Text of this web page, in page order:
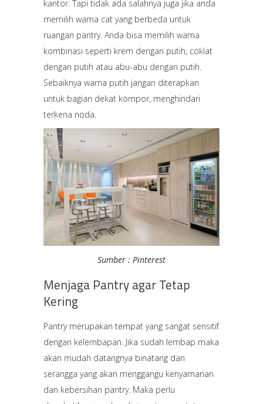
kantor. Tapi tidak ada salahnya juga jika anda
memilih warna cat yang berbeda untuk
ruangan pantry. Anda bisa memilih warna
kombinasi seperti krem dengan putih, coklat
dengan putih atau abu-abu dengan putih.
Sebaiknya warna putih jangan diterapkan
untuk bagian dekat kompor, menghindari
terkena noda.
Sumber : Pinterest
Menjaga Pantry agar Tetap
Kering
Pantry merupakan tempat yang sangat sensitif
dengan kelembapan. Jika sudah lembap maka
akan mudah datangnya binatang dan
serangga yang akan menggangu kenyamanan
dan kebersihan pantry. Maka perlu